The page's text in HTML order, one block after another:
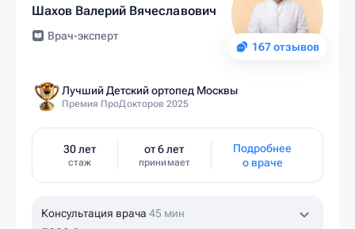
167 отзывов
Шахов Валерий Вячеславович
Врач-эксперт
Лучший Детский ортопед Москвы
Премия ПроДокторов 2025
30 лет
стаж
от 6 лет
принимает
Подробнее
о враче
Консультация врача 45 мин